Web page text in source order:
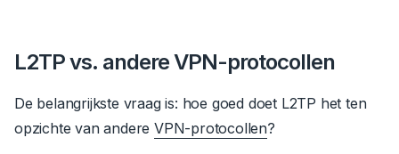
L2TP vs. andere VPN-protocollen
De belangrijkste vraag is: hoe goed doet L2TP het ten
opzichte van andere VPN-protocollen?